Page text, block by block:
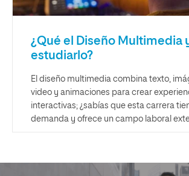
¿Qué el Diseño Multimedia
estudiarlo?
El diseño multimedia combina texto,
video y animaciones para crear
interactivas; ¿sabías que esta carrera
demanda y ofrece un campo laboral